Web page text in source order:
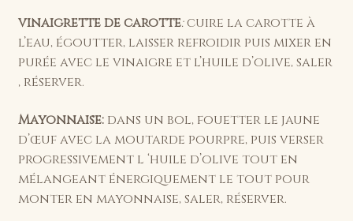
vinaigrette de carotte:cuire la carotte à
l’eau, égoutter, laisser refroidir puis mixer en
purée avec le vinaigre et l’huile d’olive, saler
, réserver.
Mayonnaise:dans un bol, fouetter le jaune
d’œuf avec la moutarde pourpre, puis verser
progressivement l ‘huile d’olive tout en
mélangeant énergiquement le tout pour
monter en mayonnaise, saler, réserver.